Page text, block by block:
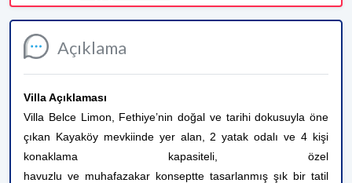
Açıklama
Villa Açıklaması
Villa Belce Limon, Fethiye’nin doğal ve tarihi dokusuyla öne
çıkan Kayaköy mevkiinde yer alan, 2 yatak odalı ve 4 kişi
konaklama kapasiteli, özel
havuzlu ve muhafazakar konseptte tasarlanmış şık bir tatil